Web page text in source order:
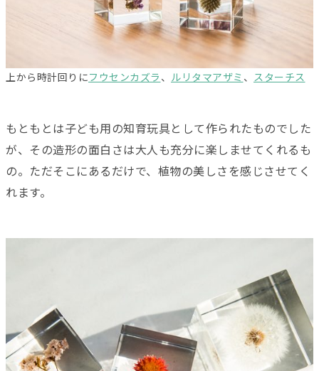
上から時計回りにフウセンカズラ 、 ルリタマアザミ 、 スターチス
もともとは子ども用の知育玩具として作られたものでした
が、その造形の面白さは大人も充分に楽しませてくれるも
の。ただそこにあるだけで、植物の美しさを感じさせてく
れます。